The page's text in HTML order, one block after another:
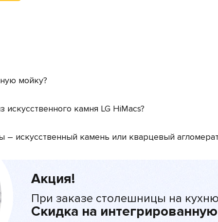
мойку?
камня LG HiMacs?
– искусственный камень или кварцевый
Акция!
При заказе столешницы на
Скидка на